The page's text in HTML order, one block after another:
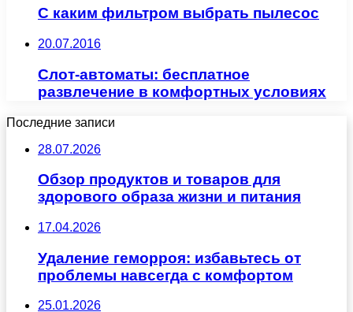
С каким фильтром выбрать пылесос
20.07.2016
Слот-автоматы: бесплатное
развлечение в комфортных условиях
Последние записи
28.07.2026
Обзор продуктов и товаров для
здорового образа жизни и питания
17.04.2026
Удаление геморроя: избавьтесь от
проблемы навсегда с комфортом
25.01.2026